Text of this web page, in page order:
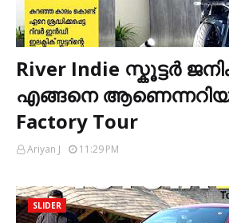
River Indie സ്കൂട്ടർ
എങ്ങനെ
Factory Tour
Ariyan J 11:29 PM
SLIDER